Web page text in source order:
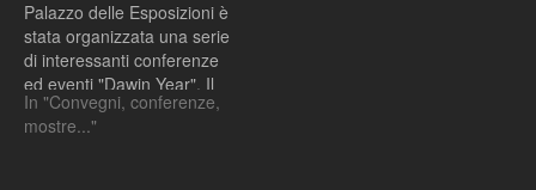
Palazzo delle Esposizioni è
stata organizzata una serie
di interessanti conferenze
ed eventi "Dawin Year". Il
programma in allegato!
In "Convegni, conferenze,
mostre..."